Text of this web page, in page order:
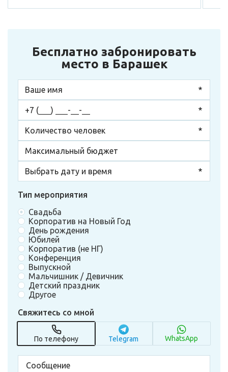
Бесплатно забронировать
место в Барашек
Тип мероприятия
Свадьба
Корпоратив на Новый Год
День рождения
Юбилей
Корпоратив (не НГ)
Конференция
Выпускной
Мальчишник / Девичник
Детский праздник
Другое
Свяжитесь со мной
По телефону Telegram WhatsApp